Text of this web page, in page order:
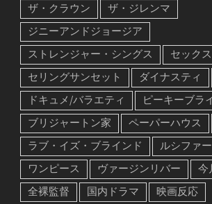
ザ・クラウン
ザ・ジレンマ
ジニーアンドジョージア
ストレンジャー・シングス
セック
セリングサンセット
ダイナスティ
ドキュメ/バラエティ
ピーキーブラ
ブリジャートン家
ペーパーハウス
ラブ・イズ・ブラインド
ルシファー
ワンピース
ヴァージンリバー
今
全裸監督
国内ドラマ
映画反応